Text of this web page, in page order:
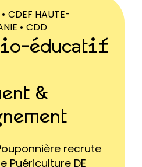
CDEF HAUTE-
• CDD
éducatif
&
recrute
Puériculture DE